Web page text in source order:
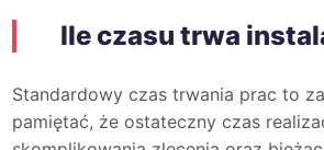
Ile czasu trwa
Standardowy czas trwania prac to
pamiętać, że ostateczny czas